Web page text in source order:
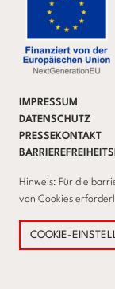
IMPRESSUM
DATENSCHUTZ
PRESSEKONTAKT
Hinweis: Für die
von Cookies
COOKIE-